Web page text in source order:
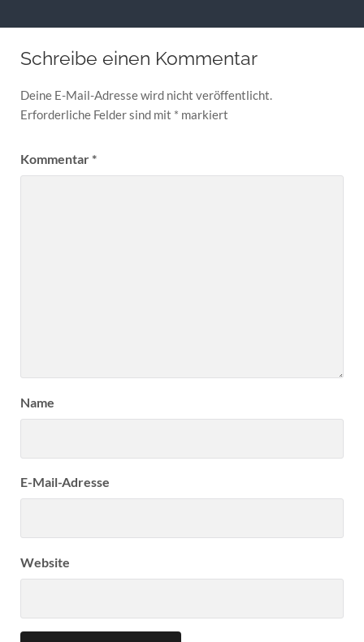
Schreibe einen Kommentar
Deine E-Mail-Adresse wird nicht veröffentlicht.
Erforderliche Felder sind mit * markiert
Kommentar*
Name
E-Mail-Adresse
Website